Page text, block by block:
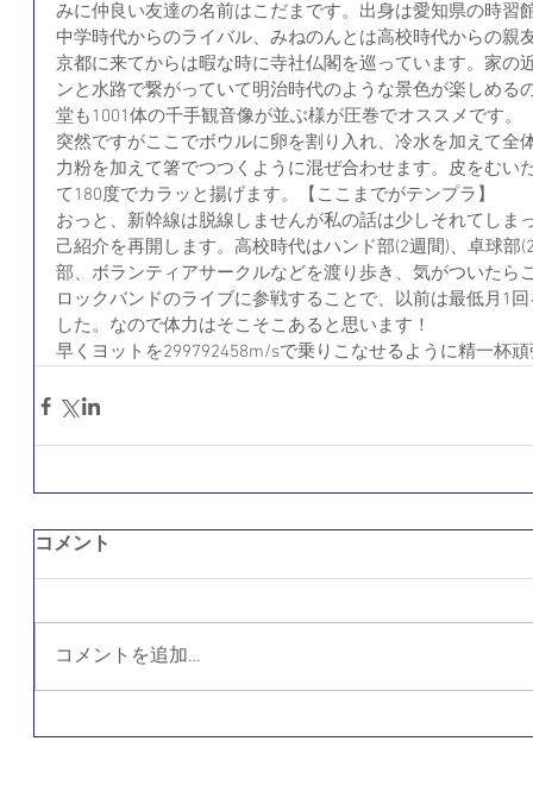
みに仲良い友達の名前はこだまです。出身は愛知県の時習
中学時代からのライバル、みねのんとは高校時代からの親
京都に来てからは暇な時に寺社仏閣を巡っています。家の
ンと水路で繋がっていて明治時代のような景色が楽しめる
堂も1001体の千手観音像が並ぶ様が圧巻でオススメです。
突然ですがここでボウルに卵を割り入れ、冷水を加えて全
力粉を加えて箸でつつくように混ぜ合わせます。皮をむい
て180度でカラッと揚げます。【ここまでがテンプラ】
おっと、新幹線は脱線しませんが私の話は少しそれてしま
己紹介を再開します。高校時代はハンド部(2週間)、卓球部
部、ボランティアサークルなどを渡り歩き、気がついたら
ロックバンドのライブに参戦することで、以前は最低月1
した。なので体力はそこそこあると思います！
早くヨットを299792458m/sで乗りこなせるように精一杯
コメント
コメントを追加…